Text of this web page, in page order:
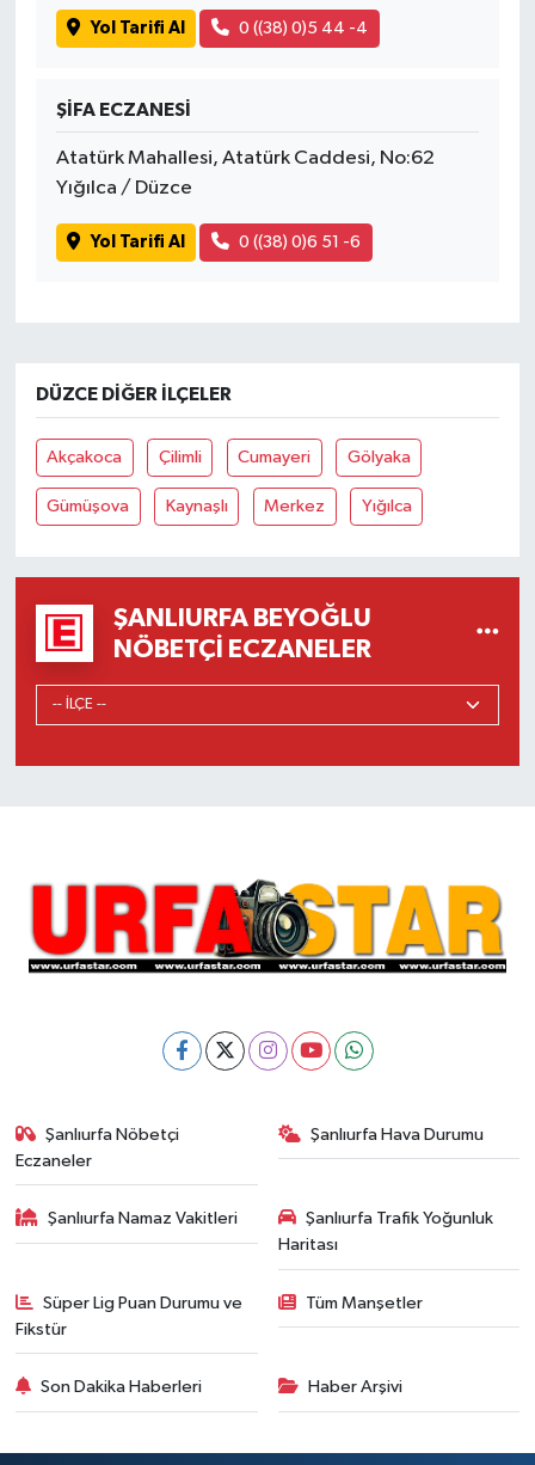
Yol Tarifi Al 0 ((38) 0)5 44 -4
ŞİFA ECZANESİ
Atatürk Mahallesi, Atatürk Caddesi, No:62
Yığılca / Düzce
Yol Tarifi Al 0 ((38) 0)6 51 -6
DÜZCE DIĞER İLÇELER
Akçakoca Çilimli Cumayeri Gölyaka
Gümüşova Kaynaşlı Merkez Yığılca
ŞANLIURFA BEYOĞLU
NÖBETÇI ECZANELER
Şanlıurfa Nöbetçi
Eczaneler
Şanlıurfa Hava Durumu
Şanlıurfa Namaz Vakitleri
Şanlıurfa Trafik Yoğunluk
Haritası
Süper Lig Puan Durumu ve
Fikstür
Tüm Manşetler
Son Dakika Haberleri Haber Arşivi